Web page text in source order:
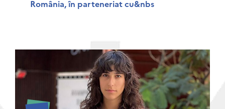
România, în parteneriat cu&nbs